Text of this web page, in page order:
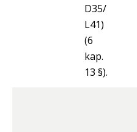
D35/
L41)
(6
kap.
13 §).